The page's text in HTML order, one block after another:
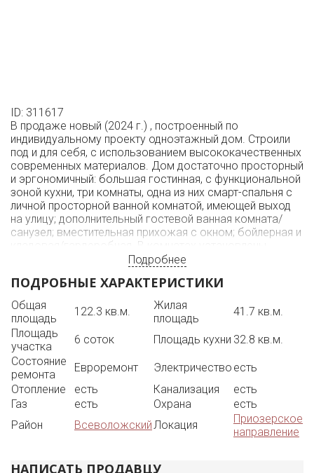
ID: 311617
В продаже новый (2024 г.) , построенный по
индивидуальному проекту одноэтажный дом. Строили
под и для себя, с использованием высококачественных
современных материалов. Дом достаточно просторный
и эргономичный: большая гостинная, с функциональной
зоной кухни, три комнаты, одна из них смарт-спальня с
личной просторной ванной комнатой, имеющей выход
на улицу; дополнительный гостевой ванная комната/
санузел; вместительная прихожая с окном; бойлерная и
кладовая/гардеробная. В комнатах установлены
большие панорамные окна, наполняющие их светом в
высококачественная импортная керамическая плитка.
Внутренняя отделка стен - евровагонка, в ванных
комнатах - керамическая плита под "черный мрамор".
Унитазы - моноблоки с функцией биде (горячая/
холодная вода) BADENBACHER.
Вся обстановка (мебель и бытовая техника
WHIRLPOOL/HANSA) входят в стоимость и остаются
новым владельцам.
ДОМ:
Назначение: жилой дом, в нём можно
зарегистрироваться (прописаться).
Каркасный, двойная обвязка. Каркас - 150 мм, с
Подробнее
ПОДРОБНЫЕ ХАРАКТЕРИСТИКИ
Общая
площадь
122.3 кв.м.
Жилая
площадь
41.7 кв.м.
Площадь
участка
6 соток Площадь кухни 32.8 кв.м.
Состояние
ремонта
Евроремонт Электричество есть
Отопление
есть Канализация
есть
Газ
есть Охрана
есть
Район
ВсеволожскийЛокация
Приозерское
направление
НАПИСАТЬ ПРОДАВЦУ